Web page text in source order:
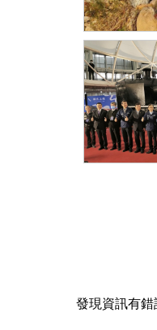
發現資訊有